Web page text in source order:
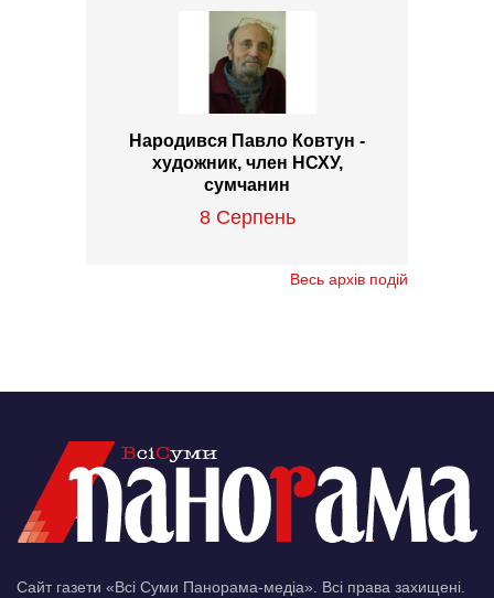
Народився Павло Ковтун -
художник, член НСХУ,
сумчанин
8 Серпень
Весь архів подій
Сайт газети «Всі Суми Панорама-медіа». Всі права захищені.